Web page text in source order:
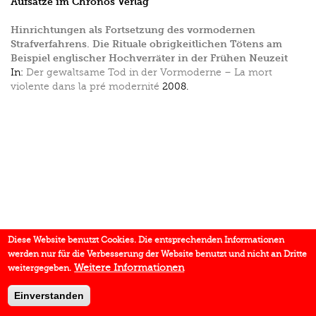
Hinrichtungen als Fortsetzung des vormodernen
Strafverfahrens. Die Rituale obrigkeitlichen Tötens am
Beispiel englischer Hochverräter in der Frühen Neuzeit
In: Der gewaltsame Tod in der Vormoderne – La mort
violente dans la pré modernité 2008.
Diese Website benutzt Cookies. Die entsprechenden Informationen
werden nur für die Verbesserung der Website benutzt und nicht an Dritte
weitergegeben. Weitere Informationen
Einverstanden